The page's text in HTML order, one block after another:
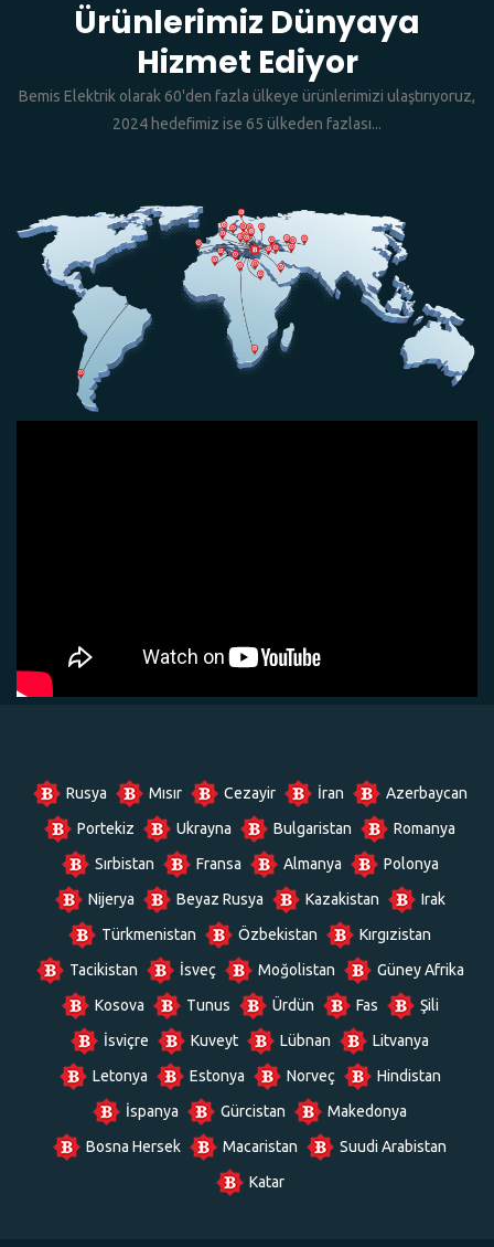
Ürünlerimiz Dünyaya
Hizmet Ediyor
Bemis Elektrik olarak 60'den fazla ülkeye ürünlerimizi ulaştırıyoruz,
2024 hedefimiz ise 65 ülkeden fazlası...
Rusya Mısır Cezayir İran
Azerbaycan
Portekiz
Ukrayna Bulgaristan
Romanya
Sırbistan
Fransa Almanya
Polonya
Nijerya
Beyaz Rusya Kazakistan
Irak
Türkmenistan
Özbekistan
Kırgızistan
Tacikistan
İsveç Moğolistan
Güney Afrika
Kosova
Tunus Ürdün Fas
Şili
İsviçre
Kuveyt Lübnan
Litvanya
Letonya
Estonya Norveç
Hindistan
İspanya
Gürcistan
Makedonya
Bosna Hersek
Macaristan
Suudi Arabistan
Katar